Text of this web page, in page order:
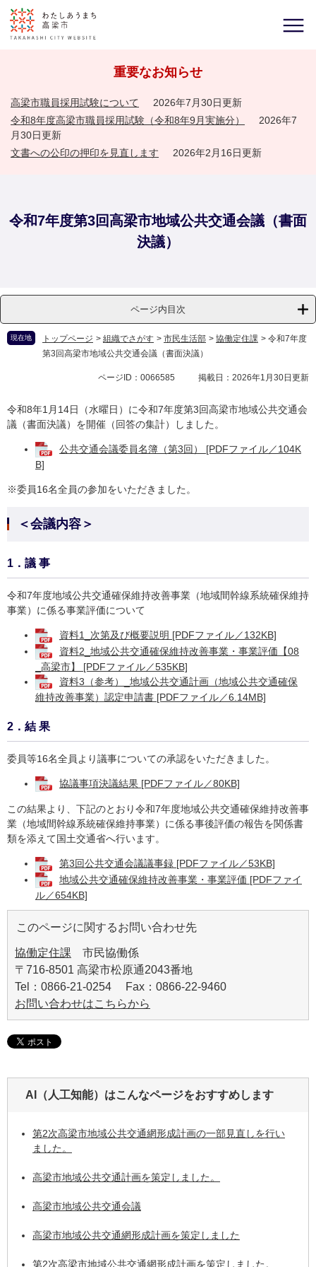
重要なお知らせ
高梁市職員採用試験について
2026年7月30日更新
令和8年度高梁市職員採用試験（令和8年9月実施分）
2026年7
月30日更新
文書への公印の押印を見直します
2026年2月16日更新
令和7年度第3回高梁市地域公共交通会議（書面
決議）
ページ内目次
現在地 トップページ > 組織でさがす > 市民生活部 > 協働定住課 > 令和7年度
第3回高梁市地域公共交通会議（書面決議）
ページID：0066585 掲載日：2026年1月30日更新
令和8年1月14日（水曜日）に令和7年度第3回高梁市地域公共交通会
議（書面決議）を開催（回答の集計）しました。
公共交通会議委員名簿（第3回） [PDFファイル／104K
B]
※委員16名全員の参加をいただきました。
＜会議内容＞
1．議 事
令和7年度地域公共交通確保維持改善事業（地域間幹線系統確保維持
事業）に係る事業評価について
資料1_次第及び概要説明 [PDFファイル／132KB]
資料2_地域公共交通確保維持改善事業・事業評価【08
_高梁市】 [PDFファイル／535KB]
資料3（参考）_地域公共交通計画（地域公共交通確保
維持改善事業）認定申請書 [PDFファイル／6.14MB]
2．結 果
委員等16名全員より議事についての承認をいただきました。
協議事項決議結果 [PDFファイル／80KB]
この結果より、下記のとおり令和7年度地域公共交通確保維持改善事
業（地域間幹線系統確保維持事業）に係る事後評価の報告を関係書
類を添えて国土交通省へ行います。
第3回公共交通会議議事録 [PDFファイル／53KB]
地域公共交通確保維持改善事業・事業評価 [PDFファイ
ル／654KB]
このページに関するお問い合わせ先
協働定住課 市民協働係
〒716-8501 高梁市松原通2043番地
Tel：0866-21-0254 Fax：0866-22-9460
お問い合わせはこちらから
AI（人工知能）はこんなページをおすすめします
第2次高梁市地域公共交通網形成計画の一部見直しを行い
ました。
高梁市地域公共交通計画を策定しました。
高梁市地域公共交通会議
高梁市地域公共交通網形成計画を策定しました
第2次高梁市地域公共交通網形成計画を策定しました。